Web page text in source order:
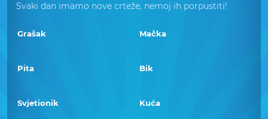
Svaki dan imamo nove crteže, nemoj ih porpustiti!
Grašak Mačka
Pita Bik
Svjetionik Kuća